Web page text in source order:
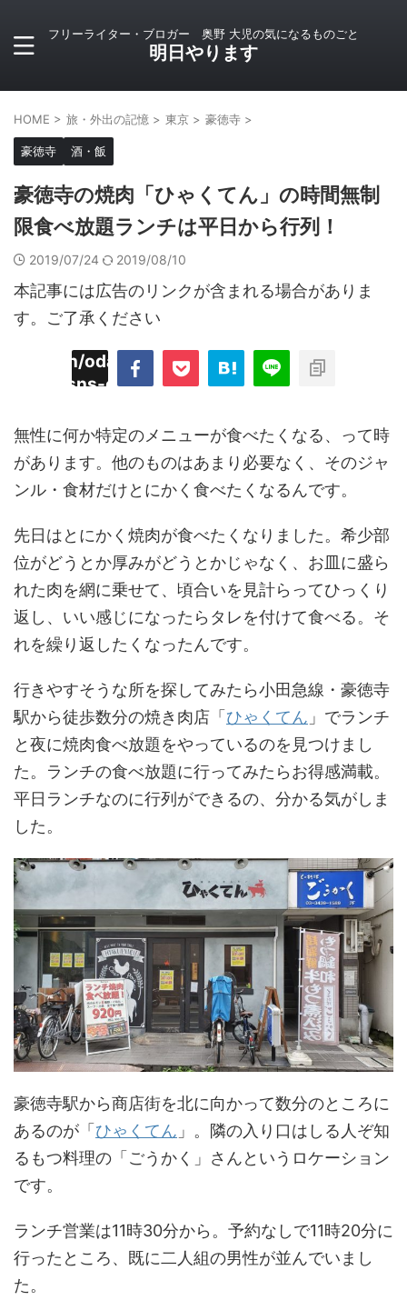
フリーライター・ブロガー 奥野 大児の気になるものごと
明日やります
HOME > 旅・外出の記憶 > 東京 > 豪徳寺 >
豪徳寺 酒・飯
豪徳寺の焼肉「ひゃくてん」の時間無制
限食べ放題ランチは平日から行列！
2019/07/24 2019/08/10
本記事には広告のリンクが含まれる場合がありま
す。ご了承ください
odaiji.com/public_html/blog/wp-
sns-count-cache/sns-count-
無性に何か特定のメニューが食べたくなる、って時
があります。他のものはあまり必要なく、そのジャ
ンル・食材だけとにかく食べたくなるんです。
先日はとにかく焼肉が食べたくなりました。希少部
位がどうとか厚みがどうとかじゃなく、お皿に盛ら
れた肉を網に乗せて、頃合いを見計らってひっくり
返し、いい感じになったらタレを付けて食べる。そ
れを繰り返したくなったんです。
行きやすそうな所を探してみたら小田急線・豪徳寺
駅から徒歩数分の焼き肉店「 ひゃくてん 」でランチ
と夜に焼肉食べ放題をやっているのを見つけまし
た。ランチの食べ放題に行ってみたらお得感満載。
平日ランチなのに行列ができるの、分かる気がしま
した。
豪徳寺駅から商店街を北に向かって数分のところに
あるのが「 ひゃくてん 」。隣の入り口はしる人ぞ知
るもつ料理の「ごうかく」さんというロケーション
です。
ランチ営業は11時30分から。予約なしで11時20分に
行ったところ、既に二人組の男性が並んでいまし
た。